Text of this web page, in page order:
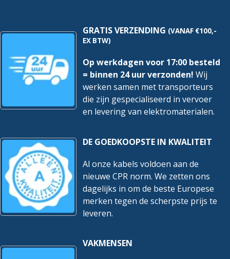
GRATIS VERZENDING (VANAF €100,-
EX BTW)
Op werkdagen voor 17:00 besteld
= binnen 24 uur verzonden! Wij
werken samen met transporteurs
die zijn gespecialiseerd in vervoer
en levering van elektromaterialen.
DE GOEDKOOPSTE IN KWALITEIT
Al onze kabels voldoen aan de
nieuwe CPR norm. We zetten ons
dagelijks in om de beste Europese
merken tegen de scherpste prijs te
leveren.
VAKMENSEN